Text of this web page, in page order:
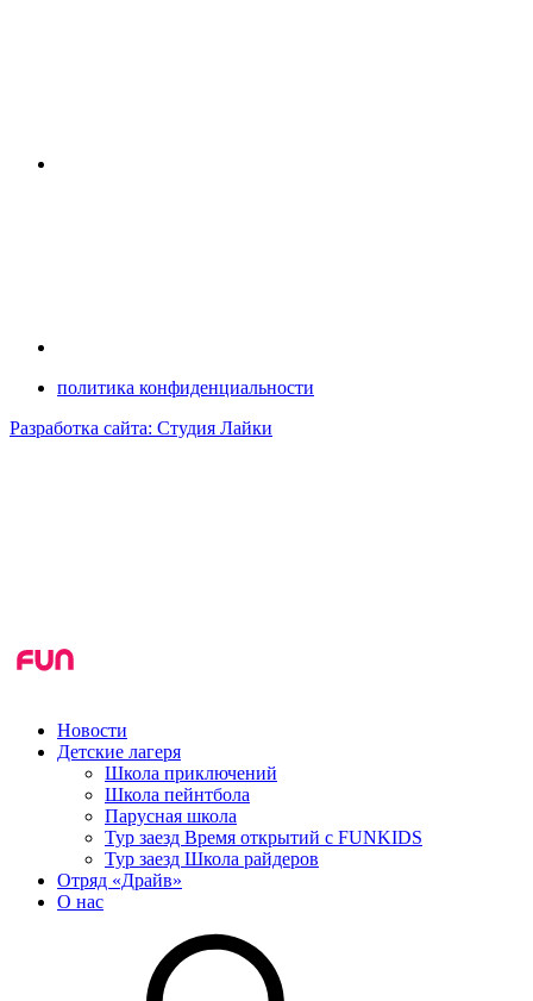
политика конфиденциальности
Разработка сайта: Студия Лайки
Новости
Детские лагеря
Школа приключений
Школа пейнтбола
Парусная школа
Тур заезд Время открытий с FUNKIDS
Тур заезд Школа райдеров
Отряд «Драйв»
О нас